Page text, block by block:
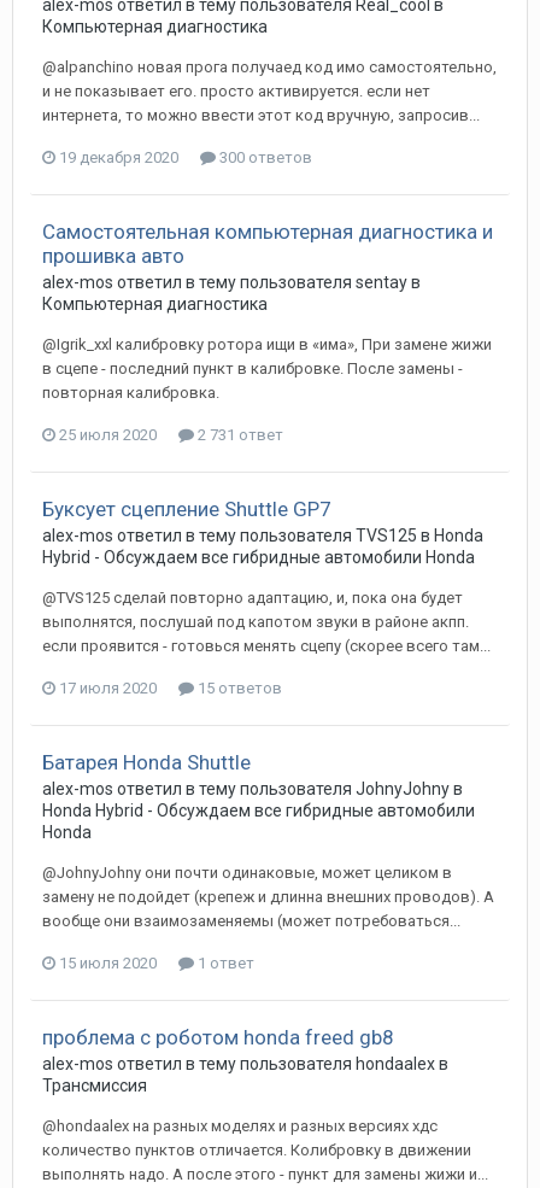
alex-mos ответил в тему пользователя Real_cool в
Компьютерная диагностика
@alpanchino новая прога получаед код имо самостоятельно,
и не показывает его. просто активируется. если нет
интернета, то можно ввести этот код вручную, запросив...
19 декабря 2020 300 ответов
Самостоятельная компьютерная диагностика и
прошивка авто
alex-mos ответил в тему пользователя sentayв
Компьютерная диагностика
@Igrik_xxl калибровку ротора ищи в «има», При замене жижи
в сцепе - последний пункт в калибровке. После замены -
повторная калибровка.
25 июля 2020 2 731 ответ
Буксует сцепление Shuttle GP7
alex-mos ответил в тему пользователя TVS125 в Honda
Hybrid - Обсуждаем все гибридные автомобили Honda
@TVS125 сделай повторно адаптацию, и, пока она будет
выполнятся, послушай под капотом звуки в районе акпп.
если проявится - готовься менять сцепу (скорее всего там...
17 июля 2020 15 ответов
Батарея Honda Shuttle
alex-mos ответил в тему пользователя JohnyJohnyв
Honda Hybrid - Обсуждаем все гибридные автомобили
Honda
@JohnyJohny они почти одинаковые, может целиком в
замену не подойдет (крепеж и длинна внешних проводов). А
вообще они взаимозаменяемы (может потребоваться...
15 июля 2020 1 ответ
проблема с роботом honda freed gb8
alex-mos ответил в тему пользователя hondaalexв
Трансмиссия
@hondaalex на разных моделях и разных версиях хдс
количество пунктов отличается. Колибровку в движении
выполнять надо. А после этого - пункт для замены жижи и...